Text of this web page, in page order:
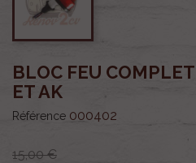
BLOC FEU
ET AK
Référence 000402
15,00 €